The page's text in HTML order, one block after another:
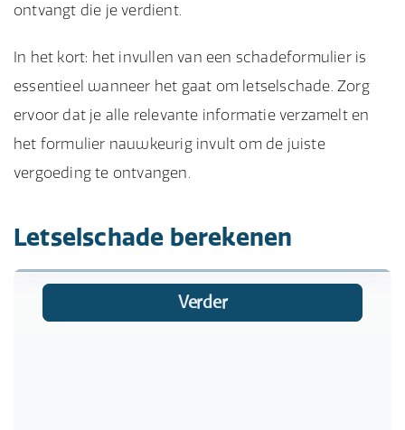
ontvangt die je verdient.
In het kort: het invullen van een schadeformulier is
essentieel wanneer het gaat om letselschade. Zorg
ervoor dat je alle relevante informatie verzamelt en
het formulier nauwkeurig invult om de juiste
vergoeding te ontvangen.
Letselschade berekenen